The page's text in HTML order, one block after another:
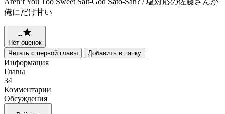
俺にだけ甘い
--
Нет оценок
Читать с первой главы
Добавить в папку
Информация
Главы
34
Комментарии
Обсуждения